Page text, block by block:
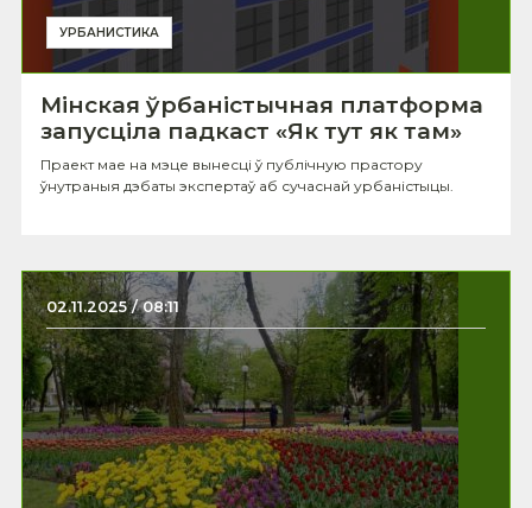
УРБАНИСТИКА
Мінская ўрбаністычная платформа
запусціла падкаст «Як тут як там»
Праект мае на мэце вынесці ў публічную прастору
ўнутраныя дэбаты экспертаў аб сучаснай урбаністыцы.
02.11.2025 / 08:11